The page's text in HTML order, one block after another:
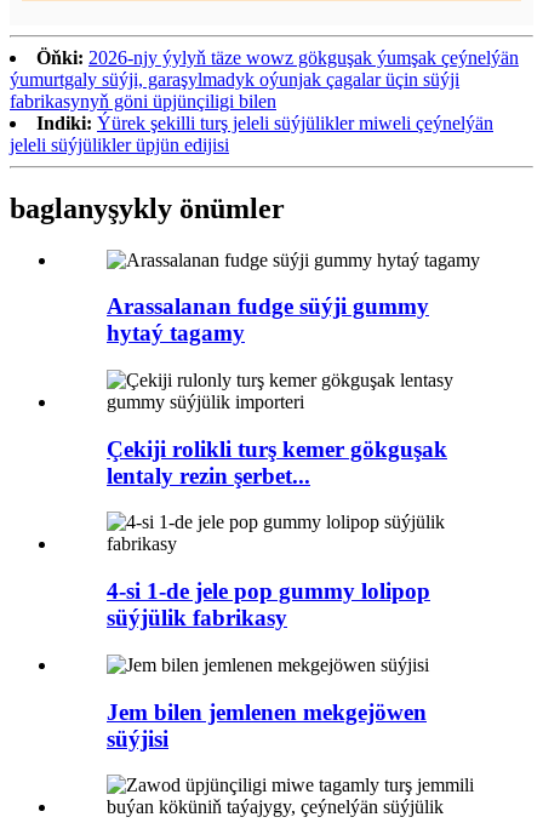
Öňki: 2026-njy ýylyň täze wowz gökguşak ýumşak çeýnelýän
ýumurtgaly süýji, garaşylmadyk oýunjak çagalar üçin süýji
fabrikasynyň göni üpjünçiligi bilen
Indiki: Ýürek şekilli turş jeleli süýjülikler miweli çeýnelýän
jeleli süýjülikler üpjün edijisi
baglanyşykly önümler
Arassalanan fudge süýji gummy
hytaý tagamy
Çekiji rolikli turş kemer gökguşak
lentaly rezin şerbet...
4-si 1-de jele pop gummy lolipop
süýjülik fabrikasy
Jem bilen jemlenen mekgejöwen
süýjisi